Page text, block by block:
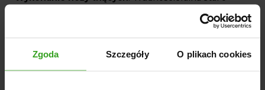
Zgoda Szczegóły O plikach cookies
Waga: 80 kg
Wymiary rębaka (dł./szer./wys.)